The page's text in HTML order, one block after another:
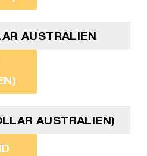
AUSTRALIEN
AUSTRALIEN)